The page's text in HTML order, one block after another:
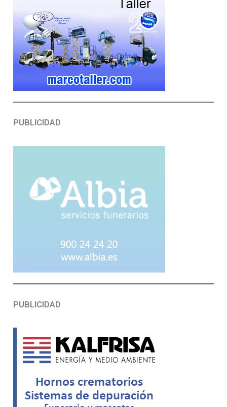
PUBLICIDAD
PUBLICIDAD